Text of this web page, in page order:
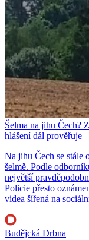
Šelma na jihu Čech?
hlášení dál prověřuje
Na jihu Čech se stále
šelmě. Podle
největší
Policie přesto
videa šířená na
Budějcká Drbna